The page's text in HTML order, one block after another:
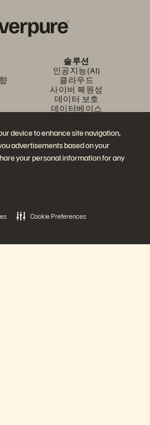
device to enhance site navigation,
advertisements based on your
your personal information for any
Cookie Preferences
솔루션
인공지능(AI)
클라우드
사이버 복원성
데이터 보호
데이터베이스
우
파트너 개요
파트너 센터
파트너 인증